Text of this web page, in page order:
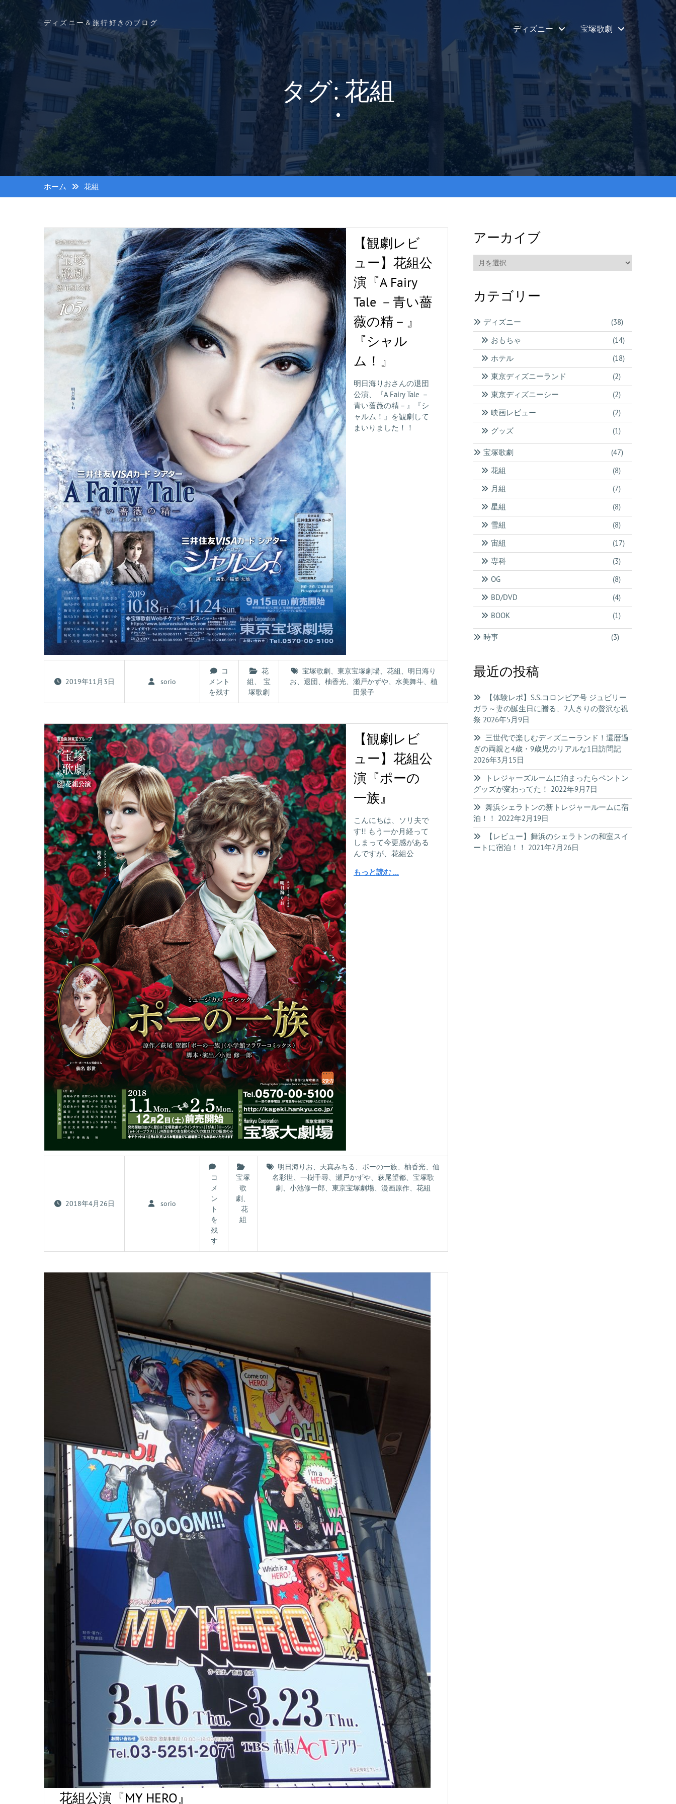
コ
ン
テ
ツ
へ
ス
ディズニー＆旅行好きのブログ
ディズニー 宝塚歌劇
タグ: 花組
ホーム 花組
【観劇レビ
ュー】花組公
演『A Fairy
Tale －青い薔
薇の精－』
『シャル
ム！』
明日海りおさんの退団
公演、『A Fairy Tale －
青い薔薇の精－』『シ
ャルム！』を観劇して
まいりました！！
2019年11月3日 sorio
コ
メント
を残す
花
組、
宝
塚歌劇
宝塚歌劇、 東京宝塚劇場、 花組、 明日海り
お、 退団、 柚香光、 瀬戸かずや、 水美舞斗、 植
田景子
【観劇レビ
ュー】花組公
演『ポーの
一族』
こんにちは、ソリ夫で
す!! もう一か月経って
しまって今更感がある
んですが、花組公
もっと読む …
2018年4月26日 sorio
コ
メ
ン
ト
を
残
す
宝塚
歌
劇、
花
組
明日海りお、 天真みちる、 ポーの一族、 柚香光、 仙
名彩世、 一樹千尋、 瀬戸かずや、 萩尾望都、 宝塚歌
劇、 小池修一郎、 東京宝塚劇場、 漫画原作、 花組
花組公演『MY HERO』
アーカイブ
ア
ー
イ
ブカテゴリー
ディズニー
(38)
おもちゃ
(14)
ホテル
(18)
東京ディズニーランド
(2)
東京ディズニーシー
(2)
映画レビュー
(2)
グッズ
(1)
宝塚歌劇
(47)
花組
(8)
月組
(7)
星組
(8)
雪組
(8)
宙組
(17)
専科
(3)
OG
(8)
BD/DVD
(4)
BOOK
(1)
時事 (3)
最近の投稿
【体験レポ】S.S.コロンビア号 ジュビリー
ガラ～妻の誕生日に贈る、2人きりの贅沢な祝
祭 2026年5月9日
三世代で楽しむディズニーランド！還暦過
ぎの両親と4歳・9歳児のリアルな1日訪問記
2026年3月15日
トレジャーズルームに泊まったらペントン
グッズが変わってた！ 2022年9月7日
舞浜シェラトンの新トレジャールームに宿
泊！！ 2022年2月19日
【レビュー】舞浜のシェラトンの和室スイ
ートに宿泊！！ 2021年7月26日